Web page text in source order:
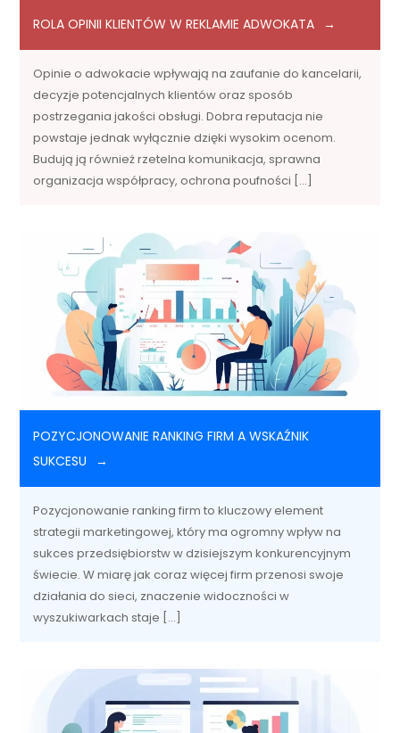
ROLA OPINII KLIENTÓW W REKLAMIE ADWOKATA
Opinie o adwokacie wpływają na zaufanie do kancelarii,
decyzje potencjalnych klientów oraz sposób
postrzegania jakości obsługi. Dobra reputacja nie
powstaje jednak wyłącznie dzięki wysokim ocenom.
Budują ją również rzetelna komunikacja, sprawna
organizacja współpracy, ochrona poufności […]
POZYCJONOWANIE RANKING FIRM A WSKAŹNIK
SUKCESU
Pozycjonowanie ranking firm to kluczowy element
strategii marketingowej, który ma ogromny wpływ na
sukces przedsiębiorstw w dzisiejszym konkurencyjnym
świecie. W miarę jak coraz więcej firm przenosi swoje
działania do sieci, znaczenie widoczności w
wyszukiwarkach staje […]